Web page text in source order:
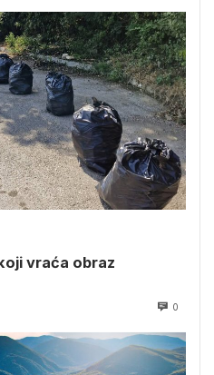
vraća obraz
0